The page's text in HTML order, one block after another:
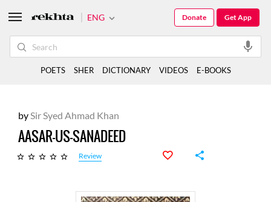
bySir Syed Ahmad Khan
AASAR-US-SANADEED
Review
ENG Get App
Donate
POETS SHER DICTIONARY VIDEOS E-BOOKS